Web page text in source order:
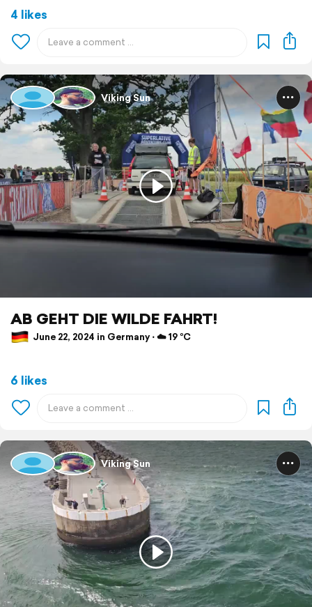
4 likes
Viking Sun
AB GEHT DIE WILDE FAHRT!
June 22, 2024 in Germany ⋅ ☁️ 19 °C
6 likes
Viking Sun